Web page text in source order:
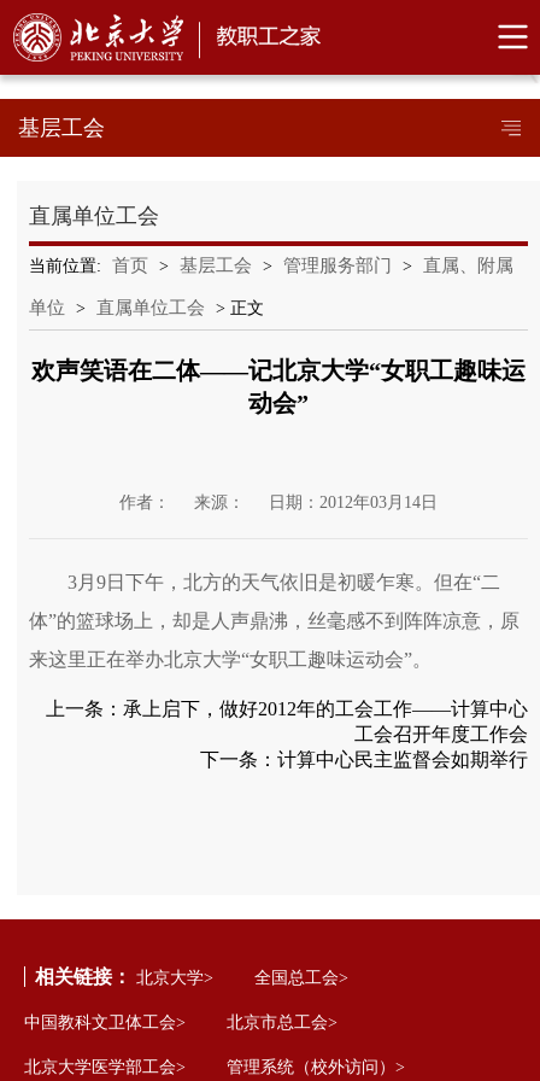
基层工会
直属单位工会
当前位置: 首页 > 基层工会 > 管理服务部门 > 直属、附属
单位 > 直属单位工会 > 正文
欢声笑语在二体――记北京大学“女职工趣味运
动会”
作者： 来源： 日期：2012年03月14日
3月9日下午，北方的天气依旧是初暖乍寒。但在“二
体”的篮球场上，却是人声鼎沸，丝毫感不到阵阵凉意，原
来这里正在举办北京大学“女职工趣味运动会”。
上一条： 承上启下，做好2012年的工会工作――计算中心
工会召开年度工作会
下一条： 计算中心民主监督会如期举行
相关链接： 北京大学> 全国总工会>
中国教科文卫体工会> 北京市总工会>
北京大学医学部工会> 管理系统（校外访问）>